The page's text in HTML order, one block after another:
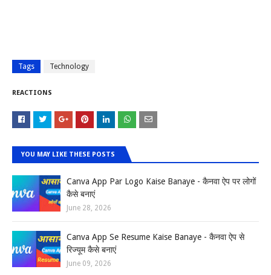
Tags Technology
REACTIONS
YOU MAY LIKE THESE POSTS
Canva App Par Logo Kaise Banaye - कैनवा ऐप पर लोगों
कैसे बनाएं
June 28, 2026
Canva App Se Resume Kaise Banaye - कैनवा ऐप से
रिज्यूम कैसे बनाएं
June 09, 2026